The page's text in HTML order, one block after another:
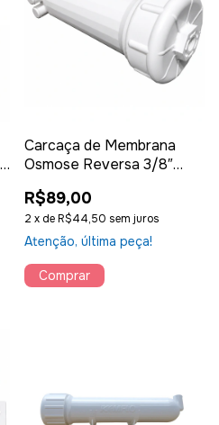
Carcaça de Membrana
Osmose Reversa 3/8″
GPD – Polipropileno
R$89,00
2 x deR$44,50 sem juros
Atenção, última peça!